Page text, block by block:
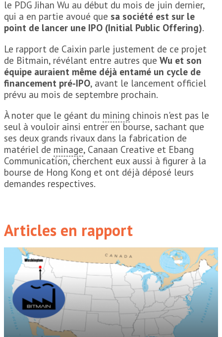
le PDG Jihan Wu au début du mois de juin dernier,
qui a en partie avoué que sa société est sur le
point de lancer une IPO (Initial Public Offering).
Le rapport de Caixin parle justement de ce projet
de Bitmain, révélant entre autres que Wu et son
équipe auraient même déjà entamé un cycle de
financement pré-IPO, avant le lancement officiel
prévu au mois de septembre prochain.
À noter que le géant du mining chinois n'est pas le
seul à vouloir ainsi entrer en bourse, sachant que
ses deux grands rivaux dans la fabrication de
matériel de minage, Canaan Creative et Ebang
Communication, cherchent eux aussi à figurer à la
bourse de Hong Kong et ont déjà déposé leurs
demandes respectives.
Articles en rapport